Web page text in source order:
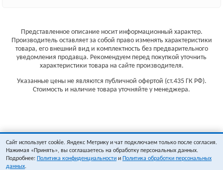
Представленное описание носит информационный характер.
Производитель оставляет за собой право изменять характеристики
товара, его внешний вид и комплектность без предварительного
уведомления продавца. Рекомендуем перед покупкой уточнить
характеристики товара на сайте производителя.
Указанные цены не являются публичной офертой (ст.435 ГК РФ).
Стоимость и наличие товара уточняйте у менеджера.
Сайт использует cookie. Яндекс Метрику и чат подключаем только после согласия.
Нажимая «Принять», вы соглашаетесь на обработку персональных данных.
Подробнее: Политика конфиденциальности и Политика обработки персональных
данных.